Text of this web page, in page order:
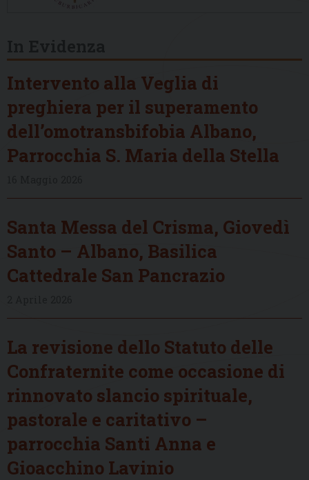
Intervento alla Veglia di
preghiera per il superamento
dell’omotransbifobia Albano,
Parrocchia S. Maria della Stella
Santa Messa del Crisma, Giovedì
Santo – Albano, Basilica
Cattedrale San Pancrazio
La revisione dello Statuto delle
Confraternite come occasione di
rinnovato slancio spirituale,
pastorale e caritativo –
parrocchia Santi Anna e
Gioacchino Lavinio